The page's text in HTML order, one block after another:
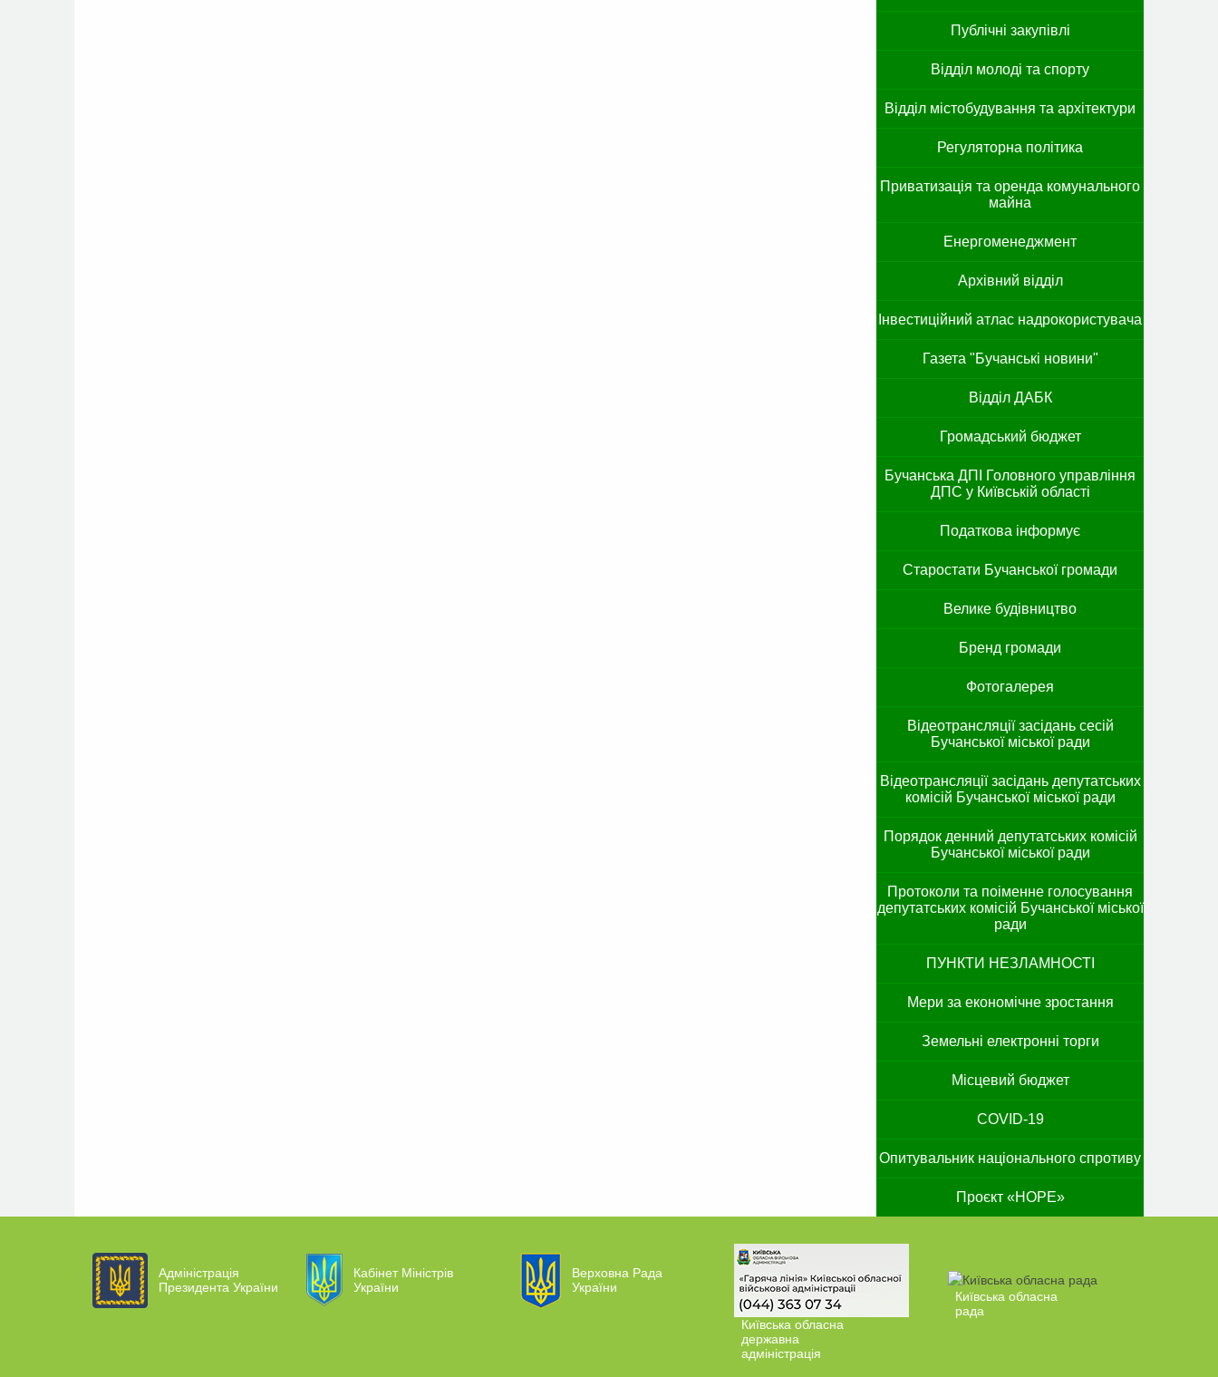
Публічні закупівлі
Відділ молоді та спорту
Відділ містобудування та архітектури
Регуляторна політика
Приватизація та оренда комунального
майна
Енергоменеджмент
Архівний відділ
Інвестиційний атлас надрокористувача
Газета "Бучанські новини"
Відділ ДАБК
Громадський бюджет
Бучанська ДПІ Головного управління
ДПС у Київській області
Податкова інформує
Старостати Бучанської громади
Велике будівництво
Бренд громади
Фотогалерея
Відеотрансляції засідань сесій
Бучанської міської ради
Відеотрансляції засідань депутатських
комісій Бучанської міської ради
Порядок денний депутатських комісій
Бучанської міської ради
Протоколи та поіменне голосування
депутатських комісій Бучанської міської
ради
ПУНКТИ НЕЗЛАМНОСТІ
Мери за економічне зростання
Земельні електронні торги
Місцевий бюджет
COVID-19
Опитувальник національного спротиву
Проєкт «HOPE»
Адміністрація
Президента України
Кабінет Міністрів
України
Верховна Рада
України
Київська обласна
державна
адміністрація
Київська обласна
рада